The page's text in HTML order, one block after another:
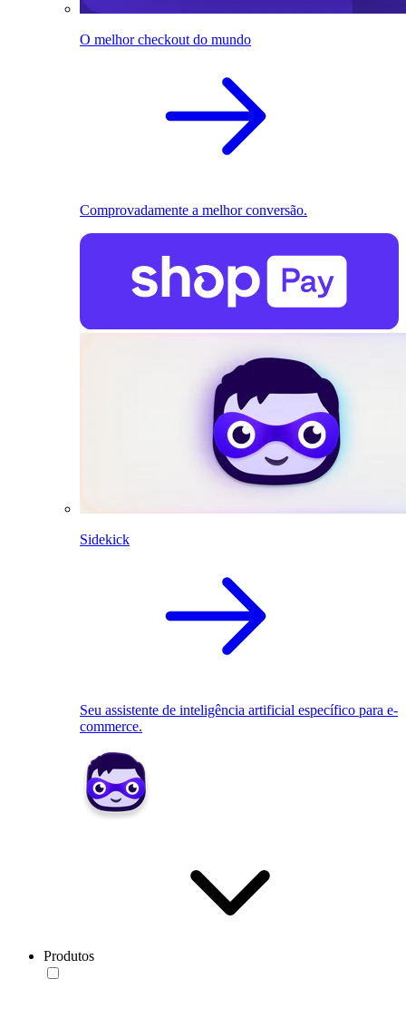
O melhor checkout do mundo
Comprovadamente a melhor conversão.
Sidekick
Seu assistente de inteligência artificial específico para e-
commerce.
Produtos